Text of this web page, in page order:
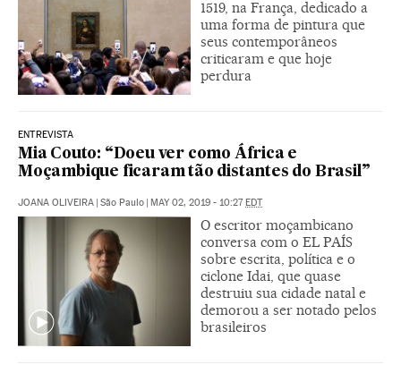
1519, na França, dedicado a
uma forma de pintura que
seus contemporâneos
criticaram e que hoje
perdura
ENTREVISTA
Mia Couto: “Doeu ver como África e
Moçambique ficaram tão distantes do Brasil”
JOANA OLIVEIRA | São Paulo | MAY 02, 2019 - 10:27EDT
O escritor moçambicano
conversa com o EL PAÍS
sobre escrita, política e o
ciclone Idai, que quase
destruiu sua cidade natal e
demorou a ser notado pelos
brasileiros